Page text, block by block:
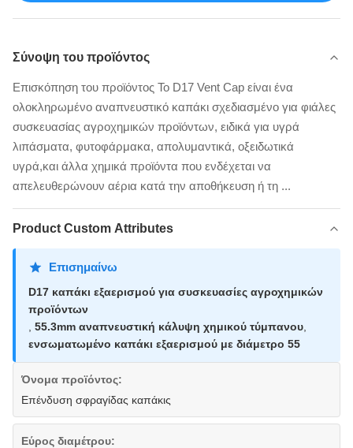
Σύνοψη του προϊόντος
Επισκόπηση του προϊόντος Το D17 Vent Cap είναι ένα
ολοκληρωμένο αναπνευστικό καπάκι σχεδιασμένο για φιάλες
συσκευασίας αγροχημικών προϊόντων, ειδικά για υγρά
λιπάσματα, φυτοφάρμακα, απολυμαντικά, οξειδωτικά
υγρά,και άλλα χημικά προϊόντα που ενδέχεται να
απελευθερώνουν αέρια κατά την αποθήκευση ή τη ...
Product Custom Attributes
Επισημαίνω
D17 καπάκι εξαερισμού για συσκευασίες αγροχημικών
προϊόντων
55.3mm αναπνευστική κάλυψη χημικού τύμπανου
ενσωματωμένο καπάκι εξαερισμού με διάμετρο 55
Όνομα προϊόντος:
Επένδυση σφραγίδας καπάκις
Εύρος διαμέτρου: